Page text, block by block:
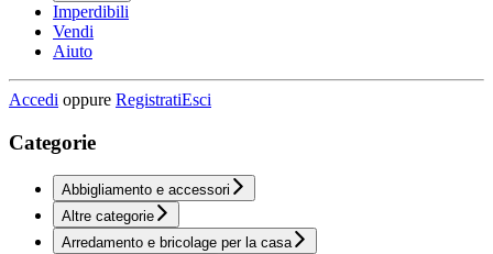
Imperdibili
Vendi
Aiuto
Accedi oppure RegistratiEsci
Categorie
Abbigliamento e accessori
Altre categorie
Arredamento e bricolage per la casa